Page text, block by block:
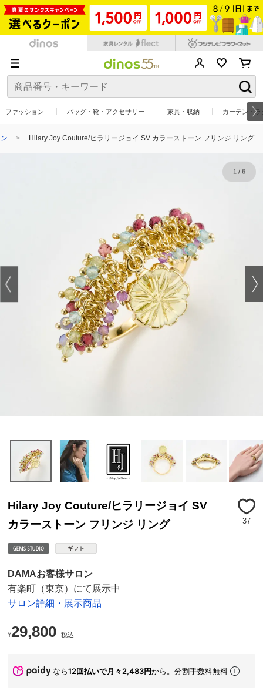
ファッション バッグ・靴・アクセサリー 家具・収納 カーテン・
Hilary Joy Couture/ヒラリージョイ SV カラーストーン フリンジ リング
1/ 6
Hilary Joy Couture/ヒラリージョイ SV
カラーストーン フリンジ リング
37
DAMAお客様サロン
有楽町（東京）にて展示中
サロン詳細・展示商品
¥29,800 税込
なら12回払いで月々2,483円から。分割手数料無料